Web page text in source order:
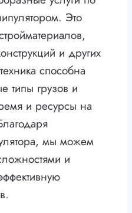
Это
и других
способна
типы грузов и
и ресурсы на
мы можем
и